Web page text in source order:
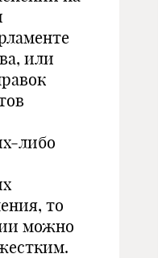
или
либо
то
можно